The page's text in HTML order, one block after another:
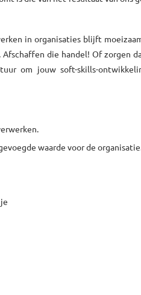
in organisaties blijft
die handel! Of zorgen
om jouw soft-skills-
waarde voor de